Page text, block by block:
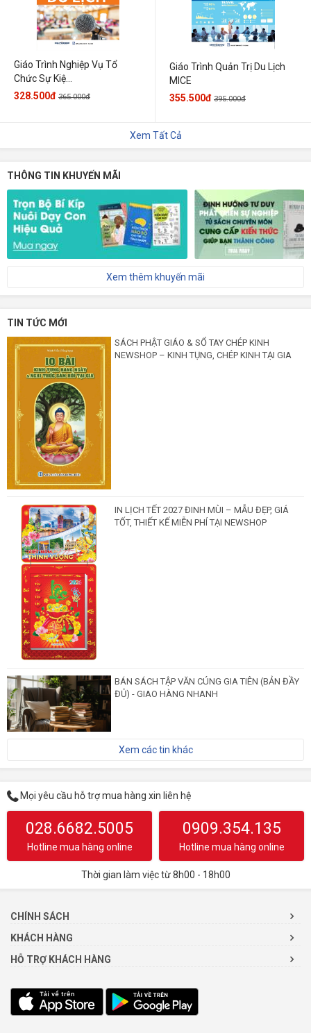
Giáo Trình Nghiệp Vụ Tổ
Chức Sự Kiệ...
328.500đ 365.000đ
Giáo Trình Quản Trị Du Lịch
MICE
355.500đ 395.000đ
Xem Tất Cả
THÔNG TIN KHUYẾN MÃI
Xem thêm khuyến mãi
TIN TỨC MỚI
SÁCH PHẬT GIÁO & SỔ TAY CHÉP KINH
NEWSHOP – KINH TỤNG, CHÉP KINH TẠI GIA
IN LỊCH TẾT 2027 ĐINH MÙI – MẪU ĐẸP, GIÁ
TỐT, THIẾT KẾ MIỄN PHÍ TẠI NEWSHOP
BÁN SÁCH TẬP VĂN CÚNG GIA TIÊN (BẢN ĐẦY
ĐỦ) - GIAO HÀNG NHANH
Xem các tin khác
Mọi yêu cầu hỗ trợ mua hàng xin liên hệ
028.6682.5005
Hotline mua hàng online
0909.354.135
Hotline mua hàng online
Thời gian làm việc từ 8h00 - 18h00
CHÍNH SÁCH
KHÁCH HÀNG
HỖ TRỢ KHÁCH HÀNG